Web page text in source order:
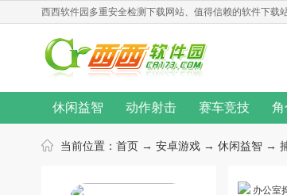
西西软件园 多重安全检测下载网站、值得信赖的软件下载
休闲益智 动作射击 赛车竞技 角
无限金币 桌游游戏 单机游戏
当前位置： 首页 → 安卓游戏 → 休闲益智 →